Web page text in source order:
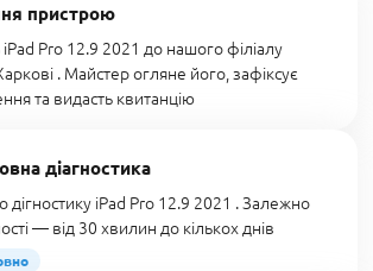
пристрою
iPad Pro 12.9 2021 до нашого філіалу
. Майстер огляне його, зафіксує
та видасть квитанцію
діагностика
дігностику iPad Pro 12.9 2021 . Залежно
— від 30 хвилин до кількох днів